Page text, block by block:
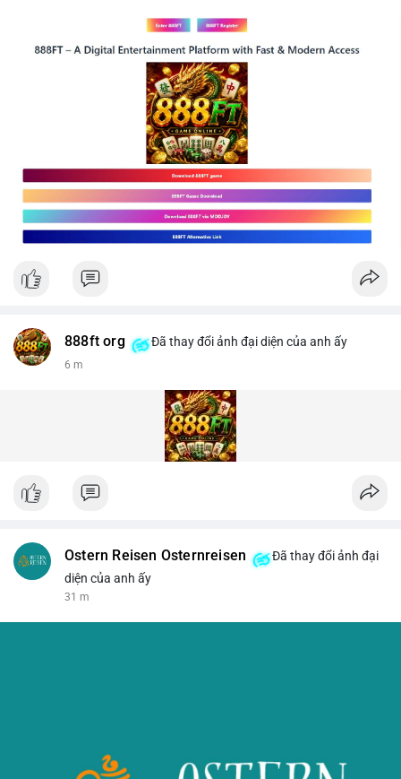
888ft org Đã thay đổi ảnh đại diện của anh ấy
6 m
Ostern Reisen Osternreisen
Đã thay đổi ảnh đại
diện của anh ấy
31 m